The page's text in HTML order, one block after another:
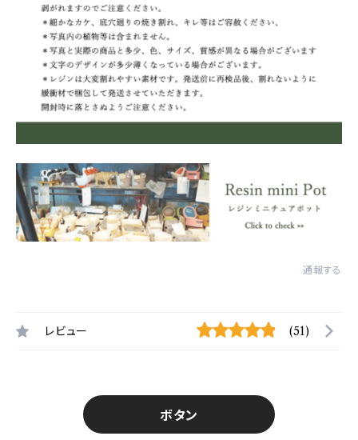
通報する
レビュー (51)
ボタン